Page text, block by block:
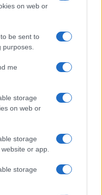
on web or
be sent to
me
storage
on web or
storage
or app.
storage
$83,270.00